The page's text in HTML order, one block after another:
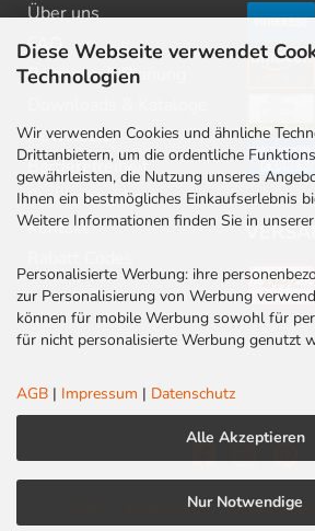
Diese Webseite verwendet
Technologien
Wir verwenden Cookies und ähnliche
Drittanbietern, um die ordentliche
gewährleisten, die Nutzung unseres
Ihnen ein bestmögliches Einkaufserlebnis
Weitere Informationen finden Sie in
Personalisierte Werbung: ihre
zur Personalisierung von Werbung
können für mobile Werbung sowohl für
für nicht personalisierte Werbung genutzt
AGB | Impressum | Datenschutz
Alle Akzeptieren
Nur Notwendige
Über uns
FAQ
Beratung & Planung
Newsletter
Barrierefreiheit
Stellenangebote
Kontakt
Impressum |